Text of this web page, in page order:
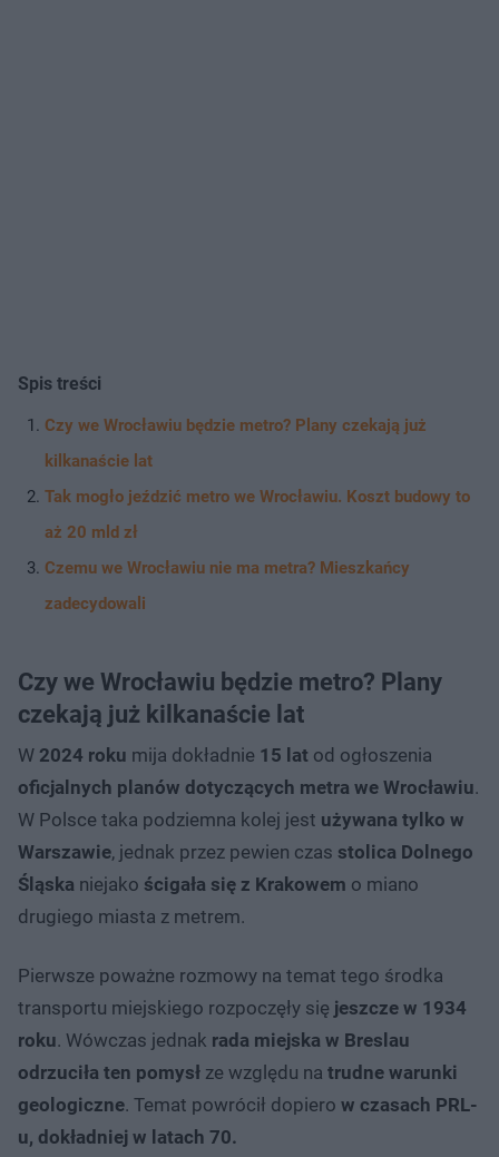
Spis treści
Czy we Wrocławiu będzie metro? Plany czekają już
kilkanaście lat
Tak mogło jeździć metro we Wrocławiu. Koszt budowy to
aż 20 mld zł
Czemu we Wrocławiu nie ma metra? Mieszkańcy
zadecydowali
Czy we Wrocławiu będzie metro? Plany
czekają już kilkanaście lat
W 2024 roku mija dokładnie 15 lat od ogłoszenia
oficjalnych planów dotyczących metra we Wrocławiu.
W Polsce taka podziemna kolej jest używana tylko w
Warszawie, jednak przez pewien czas stolica Dolnego
Śląska niejako ścigała się z Krakowem o miano
drugiego miasta z metrem.
Pierwsze poważne rozmowy na temat tego środka
transportu miejskiego rozpoczęły się jeszcze w 1934
roku. Wówczas jednak rada miejska w Breslau
odrzuciła ten pomysł ze względu na trudne warunki
geologiczne. Temat powrócił dopiero w czasach PRL-
u, dokładniej w latach 70.